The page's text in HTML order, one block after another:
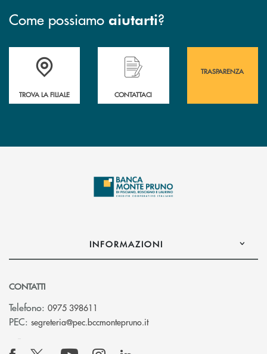
Come possiamo aiutarti?
Accedi all' elenco completo&nbsp; delle&nbsp; filiali&nbsp; di Banca
TROVA LA FILIALE
Hai bisogno di assistenza immediata?
CONTATTACI
TRASPARENZA
INFORMAZIONI
CONTATTI
Telefono: 0975 398611
PEC: segreteria@pec.bccmontepruno.it(si apre l’app di posta